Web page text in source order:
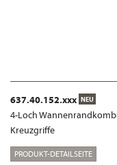
637.40.152.xxx NEU
4-Loch
Kreuzgriffe
PRODUKT-DETAILSEITE